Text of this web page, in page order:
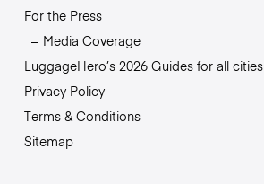
For the Press
Media Coverage
LuggageHero’s 2026 Guides for all cities
Privacy Policy
Terms & Conditions
Sitemap